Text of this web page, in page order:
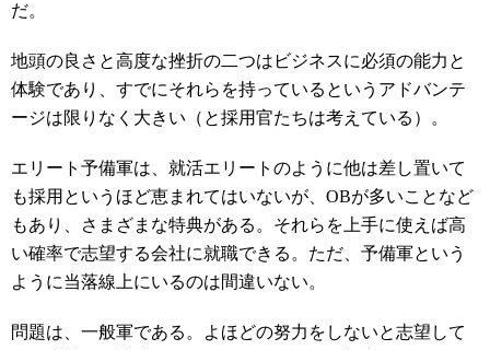
だ。
地頭の良さと高度な挫折の二つはビジネスに必須の能力と
体験であり、すでにそれらを持っているというアドバンテ
ージは限りなく大きい（と採用官たちは考えている）。
エリート予備軍は、就活エリートのように他は差し置いて
も採用というほど恵まれてはいないが、OBが多いことなど
もあり、さまざまな特典がある。それらを上手に使えば高
い確率で志望する会社に就職できる。ただ、予備軍という
ように当落線上にいるのは間違いない。
問題は、一般軍である。よほどの努力をしないと志望して